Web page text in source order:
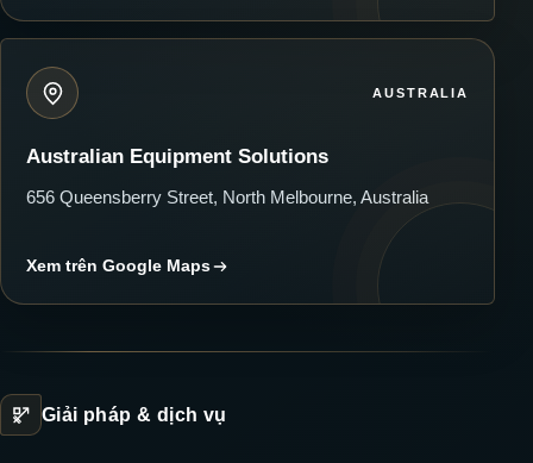
AUSTRALIA
Australian Equipment Solutions
656 Queensberry Street, North Melbourne, Australia
Xem trên Google Maps
Giải pháp & dịch vụ